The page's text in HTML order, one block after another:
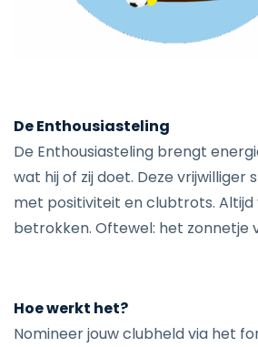
De Enthousiasteling
De Enthousiasteling brengt
wat hij of zij doet. Deze vrijwilliger
met positiviteit en clubtrots. Altijd
betrokken. Oftewel: het zonnetje
Hoe werkt het?
Nomineer jouw clubheld via het